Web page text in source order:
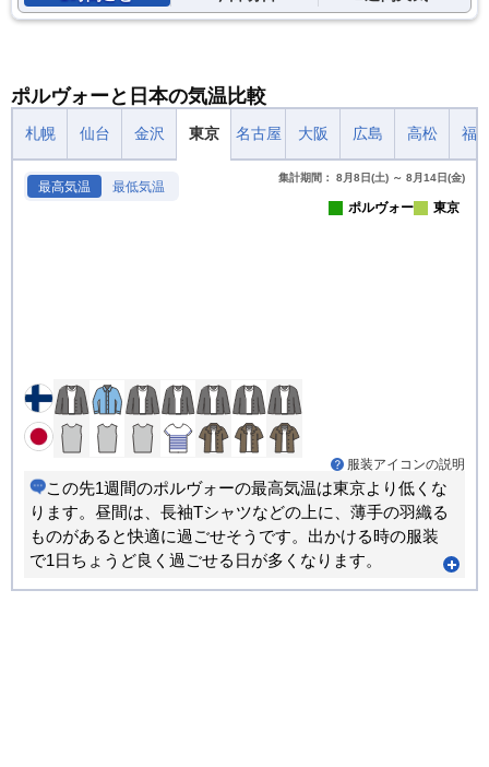
ポルヴォーと日本の気温比較
札幌 仙台 金沢 東京 名古屋 大阪 広島 高松 福
最高気温 最低気温
集計期間： 8月8日(土) ～ 8月14日(金)
ポルヴォー 東京
服装アイコンの説明
この先1週間のポルヴォーの最高気温は東京より低くな
ります。昼間は、長袖Tシャツなどの上に、薄手の羽織る
ものがあると快適に過ごせそうです。出かける時の服装
で1日ちょうど良く過ごせる日が多くなります。